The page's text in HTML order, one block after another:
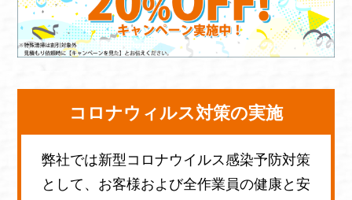
コロナウィルス対策の実施
弊社では新型コロナウイルス感染予防対策
として、お客様および全作業員の健康と安